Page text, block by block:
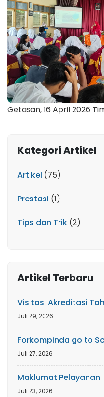
Getasan, 16 April 2026
Kategori Artikel
Artikel (75)
Prestasi (1)
Tips dan Trik (2)
Artikel Terbaru
Visitasi Akreditasi
Juli 29, 2026
Forkompinda go to
Juli 27, 2026
Maklumat Pelayanan
Juli 23, 2026